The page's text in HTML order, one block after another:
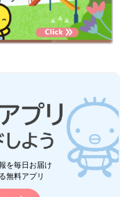
を毎日お届け
無料アプリ